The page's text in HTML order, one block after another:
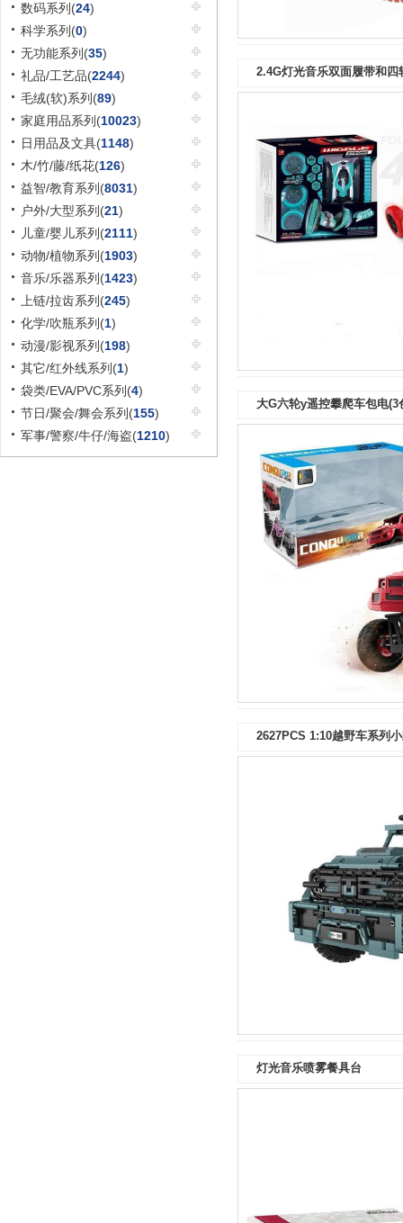
数码系列(24)
科学系列(0)
无功能系列(35)
礼品/工艺品(2244)
毛绒(软)系列(89)
家庭用品系列(10023)
日用品及文具(1148)
木/竹/藤/纸花(126)
益智/教育系列(8031)
户外/大型系列(21)
儿童/婴儿系列(2111)
动物/植物系列(1903)
音乐/乐器系列(1423)
上链/拉齿系列(245)
化学/吹瓶系列(1)
动漫/影视系列(198)
其它/红外线系列(1)
袋类/EVA/PVC系列(4)
节日/聚会/舞会系列(155)
军事/警察/牛仔/海盗(1210)
2.4G灯光音乐双面履带和
大G六轮y遥控攀爬车包电(3
2627PCS 1:10越野车系列
灯光音乐喷雾餐具台